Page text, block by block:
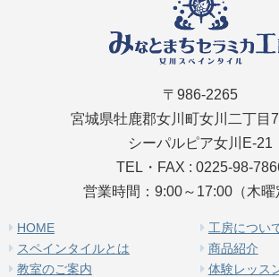
〒986-2265
宮城県牡鹿郡女川町女川二丁
シーパルピア女川E-21
TEL・FAX : 0225-98-
営業時間：9:00～17:00（木曜
HOME
工房につい
スペインタイルとは
商品紹介
教室のご案内
体験レッス